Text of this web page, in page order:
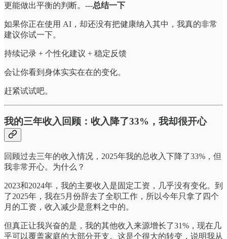
更能做出平衡的判断。---总结一下
如果你正在使用 AI，却还没有把健康纳入其中，我真的非常
建议你试一下。
持续记录 + 个性化建议 + 稳定反馈
会让你看到身体实实在在的变化。
赶紧试试吧。
我的三年收入回顾：收入降了33%，我却很开心
回顾过去三年的收入情况，2025年我的总收入下降了33%，但
我非常开心。为什么？
2023和2024年，我的主要收入是固定工资，几乎没有变化。到
了2025年，我在5月份辞去了全职工作，所以今年只拿了四个
月的工资，收入减少是意料之中的。
但真正让我兴奋的是，我的其他收入来源增长了31%，现在几
乎可以覆盖家庭的大部分开支。这是个很大的转变，说明我从